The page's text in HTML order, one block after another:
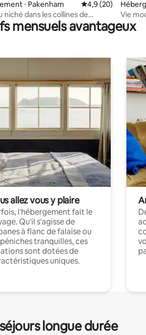
la base de 150 commentaires : 4,97 sur 5
⋅ Pakenham Évaluation
4,9 (20)
niché dans les collines de
Australie
Vie
confort
mensuels avantageux
allez vous y plaire
l'hébergement fait le
Qu'il s'agisse de
à flanc de falaise ou
tranquilles, ces
sont dotées de
uniques.
longue durée